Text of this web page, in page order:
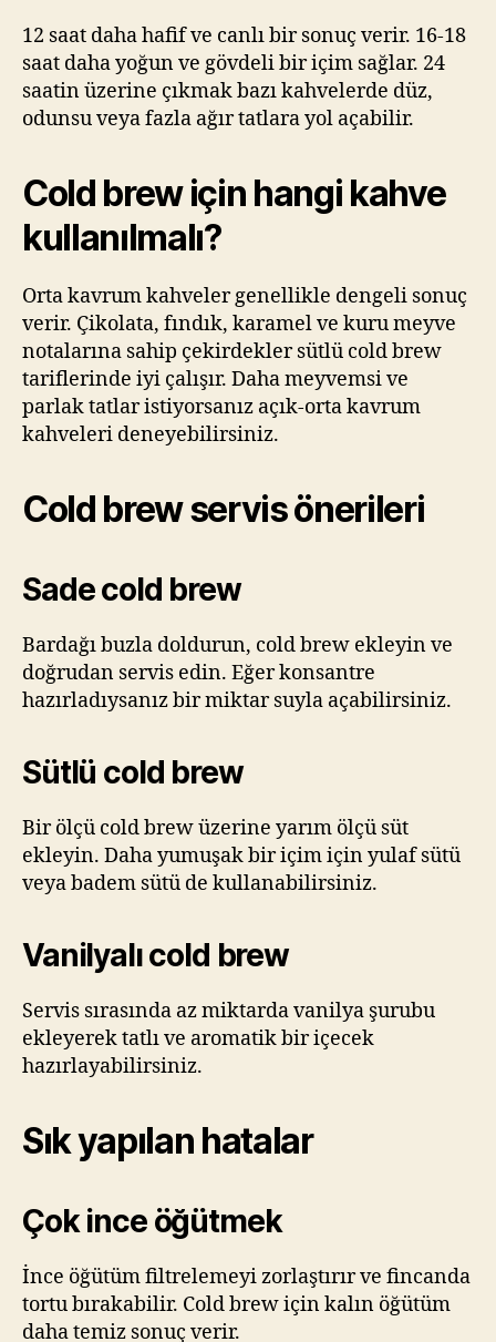
12 saat daha hafif ve canlı bir sonuç verir. 16-18
saat daha yoğun ve gövdeli bir içim sağlar. 24
saatin üzerine çıkmak bazı kahvelerde düz,
odunsu veya fazla ağır tatlara yol açabilir.
Cold brew için hangi kahve
kullanılmalı?
Orta kavrum kahveler genellikle dengeli sonuç
verir. Çikolata, fındık, karamel ve kuru meyve
notalarına sahip çekirdekler sütlü cold brew
tariflerinde iyi çalışır. Daha meyvemsi ve
parlak tatlar istiyorsanız açık-orta kavrum
kahveleri deneyebilirsiniz.
Cold brew servis önerileri
Sade cold brew
Bardağı buzla doldurun, cold brew ekleyin ve
doğrudan servis edin. Eğer konsantre
hazırladıysanız bir miktar suyla açabilirsiniz.
Sütlü cold brew
Bir ölçü cold brew üzerine yarım ölçü süt
ekleyin. Daha yumuşak bir içim için yulaf sütü
veya badem sütü de kullanabilirsiniz.
Vanilyalı cold brew
Servis sırasında az miktarda vanilya şurubu
ekleyerek tatlı ve aromatik bir içecek
hazırlayabilirsiniz.
Sık yapılan hatalar
Çok ince öğütmek
İnce öğütüm filtrelemeyi zorlaştırır ve fincanda
tortu bırakabilir. Cold brew için kalın öğütüm
daha temiz sonuç verir.